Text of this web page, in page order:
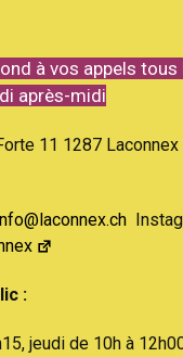
à vos appels
après-midi
11 1287 Laconnex
:
jeudi de 10h à